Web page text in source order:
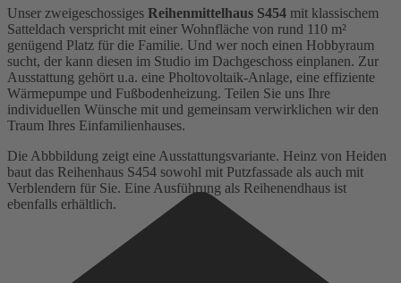
Unser zweigeschossiges Reihenmittelhaus S454 mit klassischem
Satteldach verspricht mit einer Wohnfläche von rund 110 m²
genügend Platz für die Familie. Und wer noch einen Hobbyraum
sucht, der kann diesen im Studio im Dachgeschoss einplanen. Zur
Ausstattung gehört u.a. eine Pholtovoltaik-Anlage, eine effiziente
Wärmepumpe und Fußbodenheizung. Teilen Sie uns Ihre
individuellen Wünsche mit und gemeinsam verwirklichen wir den
Traum Ihres Einfamilienhauses.
Die Abbbildung zeigt eine Ausstattungsvariante. Heinz von Heiden
baut das Reihenhaus S454 sowohl mit Putzfassade als auch mit
Verblendern für Sie. Eine Ausführung als Reihenendhaus ist
ebenfalls erhältlich.